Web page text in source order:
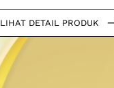
LIHAT DETAIL PRODUK